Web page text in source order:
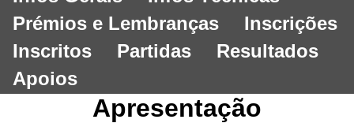
Prémios e Lembranças
Inscrições
Inscritos
Partidas
Resultados
Apoios
Apresentação